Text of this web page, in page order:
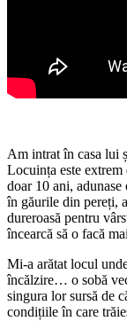
Am intrat în casa lui
Locuința este extrem
doar 10 ani, adunase
în găurile din pereți,
dureroasă pentru
încearcă să o facă
Mi-a arătat locul
încălzire… o sobă
singura lor sursă de
condițiile în care